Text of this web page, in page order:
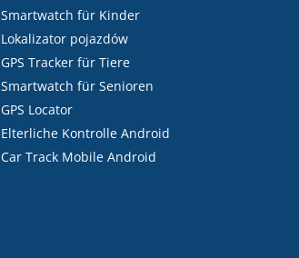
Smartwatch für Kinder
Lokalizator pojazdów
GPS Tracker für Tiere
Smartwatch für Senioren
GPS Locator
Elterliche Kontrolle Android
Car Track Mobile Android